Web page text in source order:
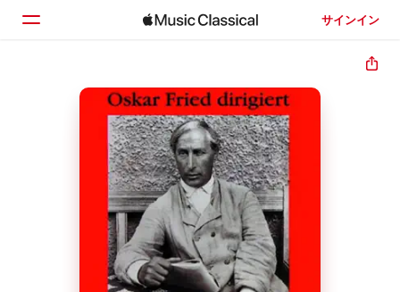
サインイン
ホーム
見つける